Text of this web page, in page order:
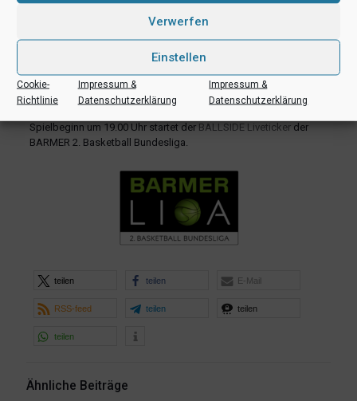
Verwerfen
Einstellen
Cookie-
Richtlinie
Impressum &
Datenschutzerklärung
Impressum &
Datenschutzerklärung
werden am Samstagmorgen in Form eines Shootarounds ein
Abschlusstraining in der Erich-Wünsch-Halle absolvieren.
Baskets Münster
Spielbeginn um 19.00 Uhr startet der BALLSIDE Livetickerder
BARMER 2. Basketball Bundesliga.
teilen teilen E-Mail
RSS-feed teilen teilen
teilen
Ähnliche Beiträge